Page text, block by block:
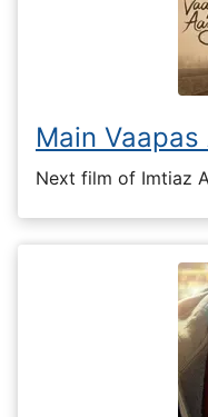
Main
Next film of Imtiaz